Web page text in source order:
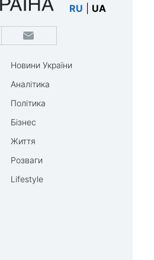
RU UA
Новини України
Аналітика
Політика
Бізнес
Життя
Розваги
Lifestyle